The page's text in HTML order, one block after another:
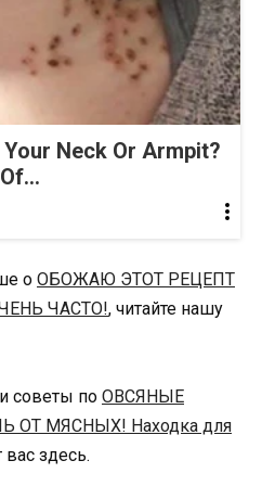
Neck Or Armpit?
о ОБОЖАЮ ЭТОТ РЕЦЕПТ
ЧАСТО!, читайте нашу
советы по ОВСЯНЫЕ
ОТ МЯСНЫХ! Находка для
вас здесь.